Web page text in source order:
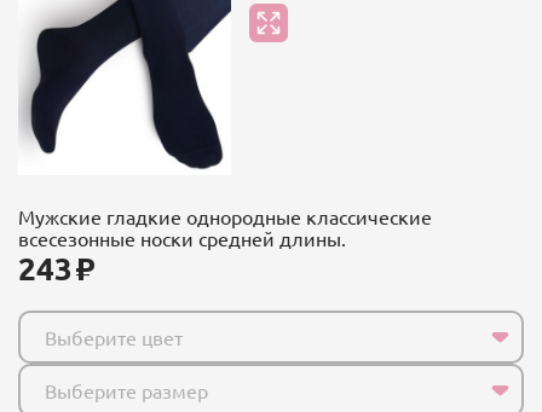
Мужские гладкие однородные классические
всесезонные носки средней длины.
243
Выберите цвет
Выберите размер